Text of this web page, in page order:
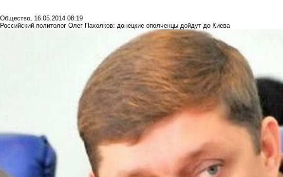
Общество, 16.05.2014 08:19
Российский политолог Олег Пахолков: донецкие ополченцы дойдут до Киева